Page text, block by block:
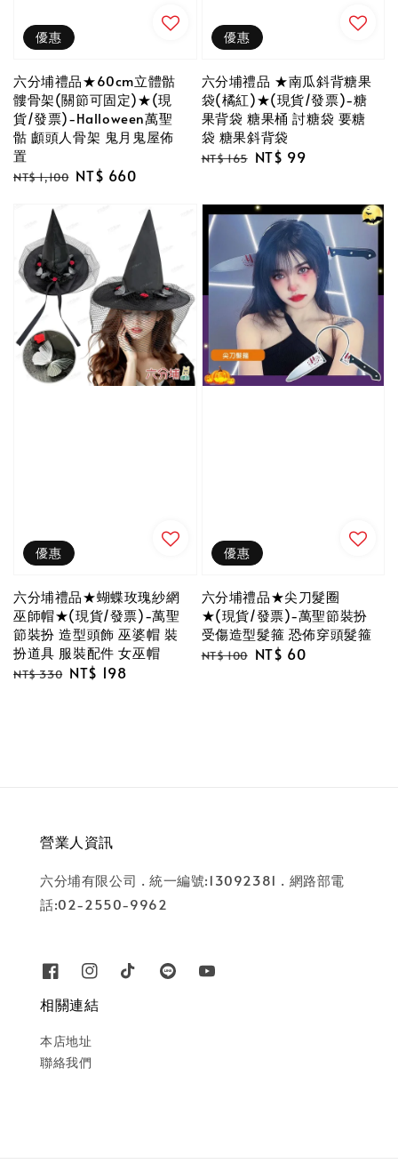
優惠
六分埔禮品★60cm立體骷
髏骨架(關節可固定)★(現
貨/發票)-Halloween萬聖
骷 顱頭人骨架 鬼月鬼屋佈
置
Regular
NT$ 1,100 Sale
NT$ 660
優惠
六分埔禮品 ★南瓜斜背糖果
袋(橘紅)★(現貨/發票)-糖
果背袋 糖果桶 討糖袋 要糖
袋 糖果斜背袋
Regular
NT$ 165 Sale
NT$ 99
優惠
六分埔禮品★蝴蝶玫瑰紗網
巫師帽★(現貨/發票)-萬聖
節裝扮 造型頭飾 巫婆帽 裝
扮道具 服裝配件 女巫帽
Regular
NT$ 330 Sale
NT$ 198
優惠
六分埔禮品★尖刀髮圈
★(現貨/發票)-萬聖節裝扮
受傷造型髮箍 恐佈穿頭髮箍
Regular
NT$ 100 Sale
NT$ 60
營業人資訊
六分埔有限公司 . 統一編號:13092381 . 網路部電
話:02-2550-9962
相關連結
本店地址
聯絡我們